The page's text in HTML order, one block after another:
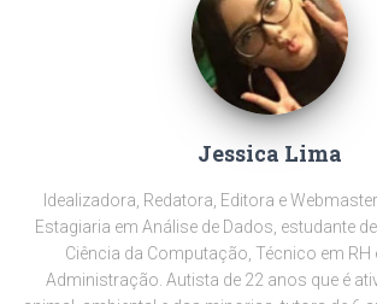
Jessica Lima
Idealizadora, Redatora, Editora e
Estagiaria em Análise de Dados, estudante
Ciência da Computação, Técnico em RH
Administração. Autista de 22 anos que é